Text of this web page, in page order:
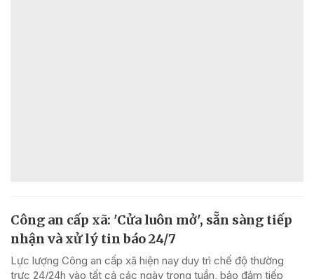
Công an cấp xã: 'Cửa luôn mở', sẵn sàng tiếp
nhận và xử lý tin báo 24/7
Lực lượng Công an cấp xã hiện nay duy trì chế độ thường
trực 24/24h vào tất cả các ngày trong tuần, bảo đảm tiếp